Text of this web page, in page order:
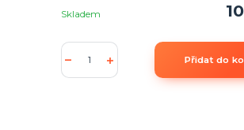
Skladem
Přidat do